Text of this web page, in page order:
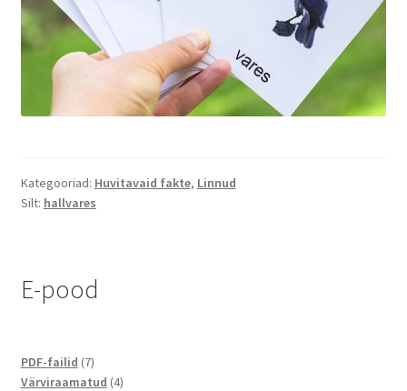
Kategooriad: Huvitavaid fakte, Linnud
Silt: hallvares
E-pood
PDF-failid 77
toodet
Värviraamatud 44